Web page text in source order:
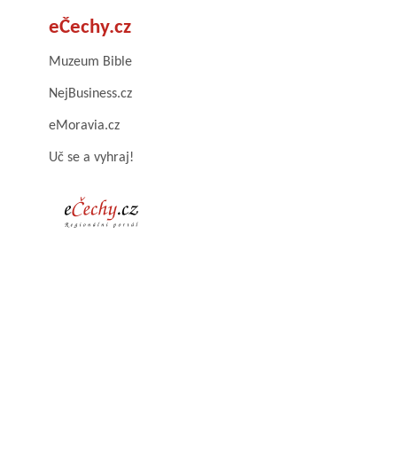
eČechy.cz
Muzeum Bible
NejBusiness.cz
eMoravia.cz
Uč se a vyhraj!